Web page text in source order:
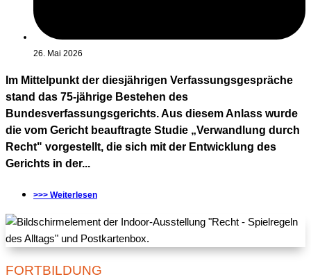
26. Mai 2026
Im Mittelpunkt der diesjährigen Verfassungsgespräche
stand das 75-jährige Bestehen des
Bundesverfassungsgerichts. Aus diesem Anlass wurde
die vom Gericht beauftragte Studie „Verwandlung durch
Recht" vorgestellt, die sich mit der Entwicklung des
Gerichts in der...
>>> Weiterlesen
FORTBILDUNG